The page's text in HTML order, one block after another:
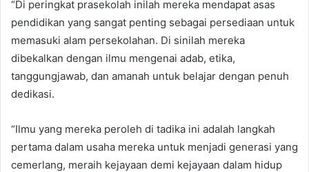
“Di peringkat prasekolah inilah mereka mendapat asas
pendidikan yang sangat penting sebagai persediaan untuk
memasuki alam persekolahan. Di sinilah mereka
dibekalkan dengan ilmu mengenai adab, etika,
tanggungjawab, dan amanah untuk belajar dengan penuh
dedikasi.
“Ilmu yang mereka peroleh di tadika ini adalah langkah
pertama dalam usaha mereka untuk menjadi generasi yang
cemerlang, meraih kejayaan demi kejayaan dalam hidup